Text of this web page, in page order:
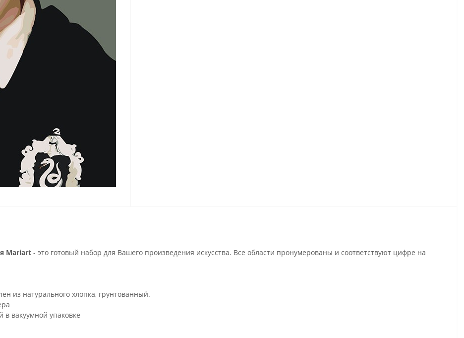
Mariart - это готовый набор для Вашего произведения искусства. Все области пронумерованы и соответствуют цифре на
из натурального хлопка, грунтованный.
в вакуумной упаковке